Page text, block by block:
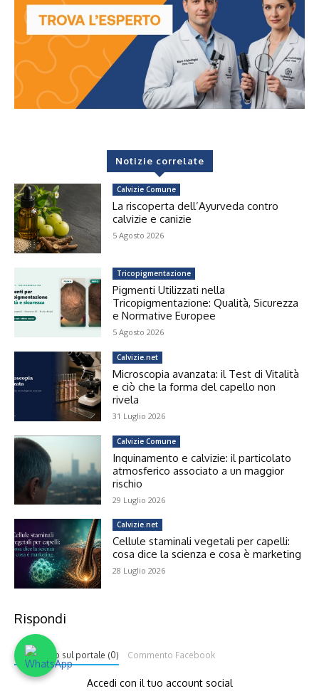
Notizie correlate
Calvizie Comune
La riscoperta dell’Ayurveda contro
calvizie e canizie
5 Agosto 2026
Tricopigmentazione
Pigmenti Utilizzati nella
Tricopigmentazione: Qualità, Sicurezza
e Normative Europee
5 Agosto 2026
Calvizie.net
Microscopia avanzata: il Test di Vitalità
e ciò che la forma del capello non
rivela
31 Luglio 2026
Calvizie Comune
Inquinamento e calvizie: il particolato
atmosferico associato a un maggior
rischio
29 Luglio 2026
Calvizie.net
Cellule staminali vegetali per capelli:
cosa dice la scienza e cosa è marketing
28 Luglio 2026
Rispondi
Commento sul portale (0) Commento Facebook
Accedi con il tuo account social